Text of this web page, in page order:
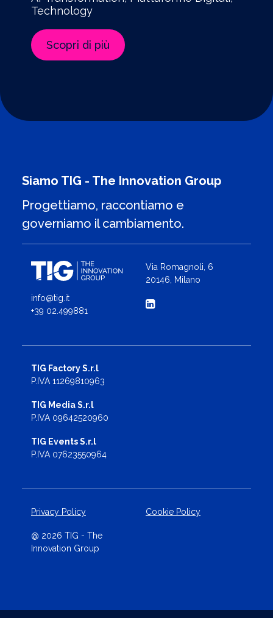
Technology
Scopri di più
Siamo TIG - The Innovation Group
Progettiamo, raccontiamo e
governiamo il cambiamento.
info@tig.it
+39 02.499881
Via Romagnoli, 6
20146, Milano
TIG Factory S.r.l
P.IVA 11269810963
TIG Media S.r.l
P.IVA 09642520960
TIG Events S.r.l
P.IVA 07623550964
Privacy Policy Cookie Policy
@ 2026 TIG - The
Innovation Group